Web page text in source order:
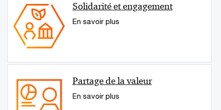
Solidarité et engagement
En savoir plus
Partage de la valeur
En savoir plus